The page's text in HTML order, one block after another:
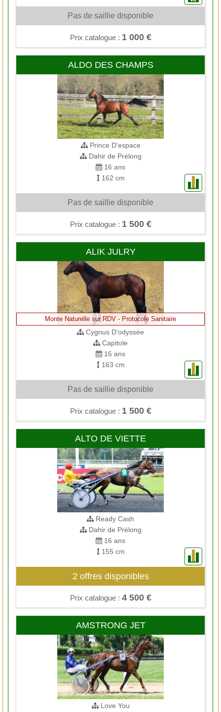
Pas de saillie disponible
Prix catalogue : 1 000 €
ALDO DES CHAMPS
Prince D'espace
Dahir de Prélong
16 ans
162 cm
Pas de saillie disponible
Prix catalogue : 1 500 €
ALIK JULRY
Monte Naturelle sur RDV - Protocole Sanitaire
Cygnus D'odyssée
Capitole
16 ans
163 cm
Pas de saillie disponible
Prix catalogue : 1 500 €
ALTO DE VIETTE
Ready Cash
Dahir de Prélong
16 ans
155 cm
2 offres disponibles
Prix catalogue : 4 500 €
AMSTRONG JET
Love You